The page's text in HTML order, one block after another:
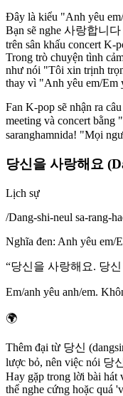
Đây là kiểu "Anh yêu
Bạn sẽ nghe 사랑합니
trên sân khấu concert K-
Trong trò chuyện tình
như nói "Tôi xin trịnh
thay vì "Anh yêu em/Em
Fan K-pop sẽ nhận ra
meeting và concert
saranghamnida! "Mọi
당신을 사랑해요
Lịch sự
/Dang-shi-neul sa-rang-
Nghĩa đen: Anh yêu em/
“당신을 사랑해요. 당
Em/anh yêu anh/em.
🌍
Thêm đại từ 당신
lược bỏ, nên việc nói 당
Hay gặp trong lời bài hát
thể nghe cứng hoặc quá